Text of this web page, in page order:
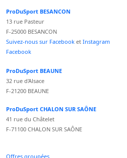
ProDuSport BESANCON
13 rue Pasteur
F-25000 BESANCON
Suivez-nous sur Facebook et Instagram
Facebook
ProDuSport BEAUNE
32 rue d'Alsace
F-21200 BEAUNE
ProDuSport CHALON SUR SAÔNE
41 rue du Châtelet
F-71100 CHALON SUR SAÔNE
Offres groupées